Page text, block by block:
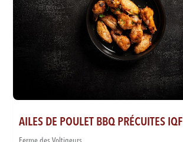
AILES DE POULET BBQ PRÉCUITES IQF